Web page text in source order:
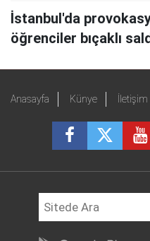
İstanbul'da
öğrenciler bıçaklı
Anasayfa Künye İletişim